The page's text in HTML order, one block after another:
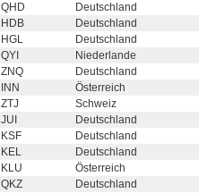
QHD
Deutschland
HDB
Deutschland
HGL
Deutschland
QYI
Niederlande
ZNQ
Deutschland
INN
Österreich
ZTJ
Schweiz
JUI
Deutschland
KSF
Deutschland
KEL
Deutschland
KLU
Österreich
QKZ
Deutschland